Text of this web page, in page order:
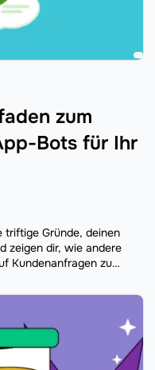
zum
Bots für Ihr
triftige Gründe, deinen
zeigen dir, wie andere
Kundenanfragen zu
auf WhatsApp erstellen —